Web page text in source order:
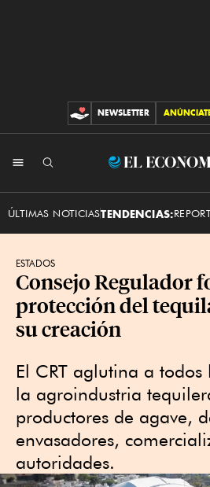
CONTRIBUCIONES
NEWSLETTER
El
ÚLTIMAS NOTICIASTENDENCIAS:
ESTADOS
Consejo Regulador
protección del
su creación
El CRT aglutina a todos
la agroindustria
productores de agave,
envasadores,
autoridades.